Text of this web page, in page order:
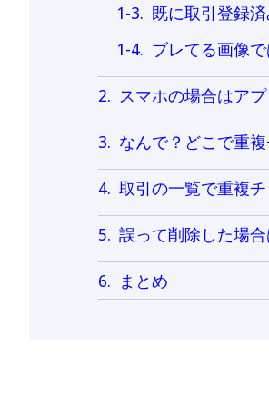
既に取引登録
ブレてる画像
スマホの場合はア
なんで？どこで重
取引の一覧で重複
誤って削除した場
まとめ